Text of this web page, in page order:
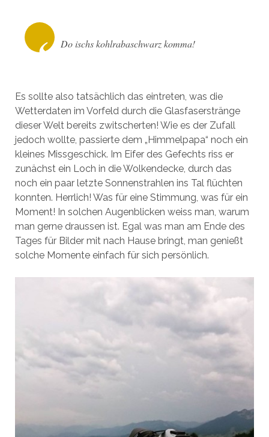
Do ischs kohlrabaschwarz komma!
Es sollte also tatsächlich das eintreten, was die
Wetterdaten im Vorfeld durch die Glasfaserstränge
dieser Welt bereits zwitscherten! Wie es der Zufall
jedoch wollte, passierte dem „Himmelpapa“ noch ein
kleines Missgeschick. Im Eifer des Gefechts riss er
zunächst ein Loch in die Wolkendecke, durch das
noch ein paar letzte Sonnenstrahlen ins Tal flüchten
konnten. Herrlich! Was für eine Stimmung, was für ein
Moment! In solchen Augenblicken weiss man, warum
man gerne draussen ist. Egal was man am Ende des
Tages für Bilder mit nach Hause bringt, man genießt
solche Momente einfach für sich persönlich.